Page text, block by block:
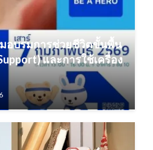
อบรมการช่วยชีวิตขั้นพื้น
และการใช้เครื่อง